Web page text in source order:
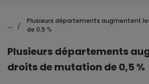
... /
Plusieurs départements augmentent
de 0,5 %
Plusieurs départements
droits de mutation de 0,5 %